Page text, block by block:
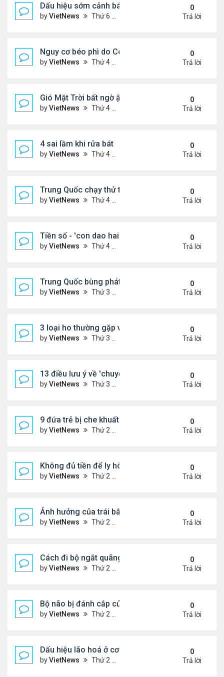
Dấu hiệu sớm cảnh báo bệnh tiểu đường
byVietNews Thứ 6 Tháng 8 12, 2022 3:03 pm
0
Trả lời
Nguy cơ béo phì do Covid-19
byVietNews Thứ 4 Tháng 8 10, 2022 5:13 pm
0
Trả lời
Gió Mặt Trời bất ngờ ập tới Trái Đất
byVietNews Thứ 4 Tháng 8 10, 2022 3:06 pm
0
Trả lời
4 sai lầm khi rửa bát
byVietNews Thứ 4 Tháng 8 10, 2022 3:02 pm
0
Trả lời
Trung Quốc chạy thử tàu đệm từ treo ngược
byVietNews Thứ 4 Tháng 8 10, 2022 3:01 pm
0
Trả lời
Tiền số - 'con dao hai lưỡi' với các nước đang
byVietNews Thứ 4 Tháng 8 10, 2022 2:19 pm
0
Trả lời
Trung Quốc bùng phát loại virus mới
byVietNews Thứ 3 Tháng 8 09, 2022 10:10 am
0
Trả lời
3 loại ho thường gặp và cách khắc phục
byVietNews Thứ 3 Tháng 8 09, 2022 9:58 am
0
Trả lời
13 điều lưu ý về 'chuyện ấy' để sớm có thai
byVietNews Thứ 3 Tháng 8 09, 2022 9:56 am
0
Trả lời
9 đứa trẻ bị che khuất khi ngồi trước đầu ôtô
byVietNews Thứ 2 Tháng 8 08, 2022 5:13 pm
0
Trả lời
Không đủ tiền để ly hôn
byVietNews Thứ 2 Tháng 8 08, 2022 1:44 pm
0
Trả lời
Ảnh hưởng của trái bắp đến hệ tiêu hóa
byVietNews Thứ 2 Tháng 8 08, 2022 1:36 pm
0
Trả lời
Cách đi bộ ngắt quãng giúp giảm cân
byVietNews Thứ 2 Tháng 8 08, 2022 1:34 pm
0
Trả lời
Bộ não bị đánh cắp của Einstein
byVietNews Thứ 2 Tháng 8 08, 2022 1:29 pm
0
Trả lời
Dấu hiệu lão hoá ở cơ quan sinh dục nam
byVietNews Thứ 2 Tháng 8 08, 2022 12:21 pm
0
Trả lời